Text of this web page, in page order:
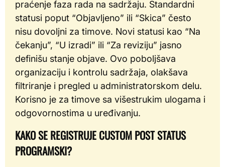
praćenje faza rada na sadržaju. Standardni
statusi poput “Objavljeno” ili “Skica” često
nisu dovoljni za timove. Novi statusi kao “Na
čekanju”, “U izradi” ili “Za reviziju” jasno
definišu stanje objave. Ovo poboljšava
organizaciju i kontrolu sadržaja, olakšava
filtriranje i pregled u administratorskom delu.
Korisno je za timove sa višestrukim ulogama i
odgovornostima u uređivanju.
KAKO SE REGISTRUJE CUSTOM POST STATUS
PROGRAMSKI?